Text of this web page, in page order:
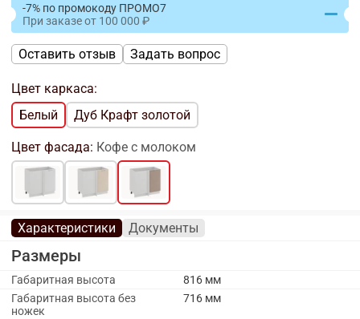
-7% по промокоду ПРОМО7
При заказеот 100 000
Оставить отзыв Задать вопрос
Цвет каркаса:
Белый
Дуб Крафт золотой
Цвет фасада: Кофе с молоком
Характеристики Документы
Размеры
Габаритная высота
816 мм
Габаритная высота без
ножек
716 мм